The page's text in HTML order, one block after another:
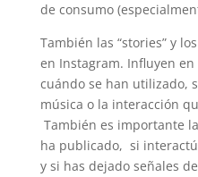
de consumo
También las “stories” y
en Instagram. Influyen
cuándo se han utilizado,
música o la interacción
También es importante
ha publicado, si
y si has dejado señales